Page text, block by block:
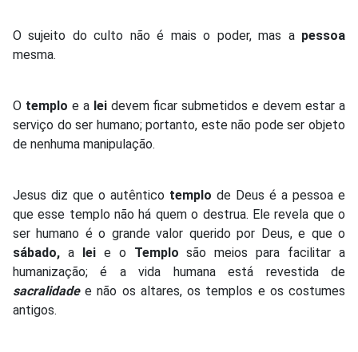
O sujeito do culto não é mais o poder, mas a pessoa
mesma.
O templo e a leidevem ficar submetidos e devem estar a
serviço do ser humano; portanto, este não pode ser objeto
de nenhuma manipulação.
Jesus diz que o autêntico templo de Deus é a pessoa e
que esse templo não há quem o destrua. Ele revela que o
ser humano é o grande valor querido por Deus, e que o
sábado, a leie o Templo são meios para facilitar a
humanização; é a vida humana está revestida de
sacralidadee não os altares, os templos e os costumes
antigos.